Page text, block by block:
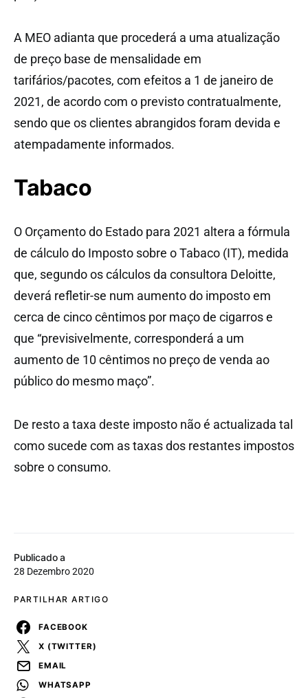
Publicado a
28 Dezembro 2020
PARTILHAR ARTIGO
FACEBOOK
X (TWITTER)
EMAIL
WHATSAPP
A MEO adianta que procederá a uma atualização
de preço base de mensalidade em
tarifários/pacotes, com efeitos a 1 de janeiro de
2021, de acordo com o previsto contratualmente,
sendo que os clientes abrangidos foram devida e
atempadamente informados.
Tabaco
O Orçamento do Estado para 2021 altera a fórmula
de cálculo do Imposto sobre o Tabaco (IT), medida
que, segundo os cálculos da consultora Deloitte,
deverá refletir-se num aumento do imposto em
cerca de cinco cêntimos por maço de cigarros e
que “previsivelmente, corresponderá a um
aumento de 10 cêntimos no preço de venda ao
público do mesmo maço”.
De resto a taxa deste imposto não é actualizada tal
como sucede com as taxas dos restantes impostos
sobre o consumo.